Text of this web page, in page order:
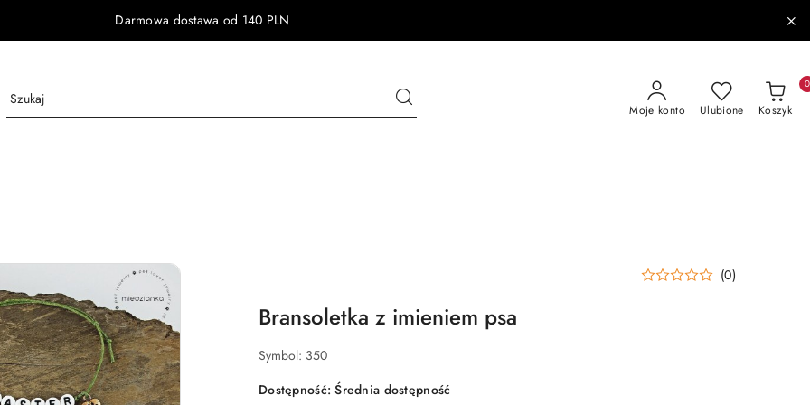
Darmowa dostawa od 140 PLN
Moje konto Ulubione Koszyk
0
(0)
Bransoletka z imieniem psa
Symbol: 350
Dostępność:Średnia dostępność